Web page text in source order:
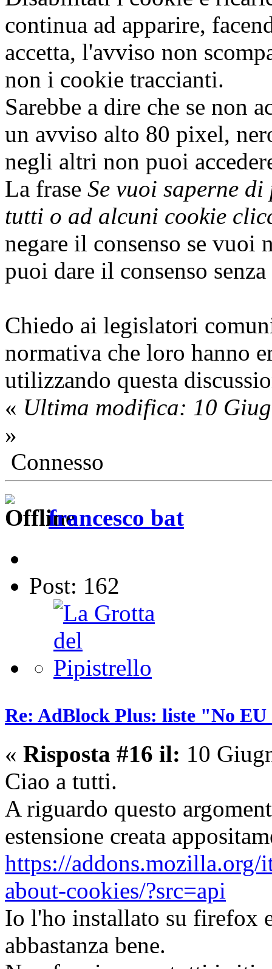
continua ad apparire,
accetta, l'avviso non
non i cookie traccianti.
Sarebbe a dire che se non
un avviso alto 80 pixel,
negli altri non puoi
La frase Se vuoi saperne
tutti o ad alcuni cookie
negare il consenso se vuoi
puoi dare il consenso
Chiedo ai legislatori
normativa che loro hanno
utilizzando questa
« Ultima modifica: 10
»
Connesso
francesco bat
Post: 162
Re: AdBlock Plus: liste "No
« Risposta #16 il: 10
Ciao a tutti.
A riguardo questo
estensione creata
https://
about-cookies/?src=api
Io l'ho installato su firefox
abbastanza bene.